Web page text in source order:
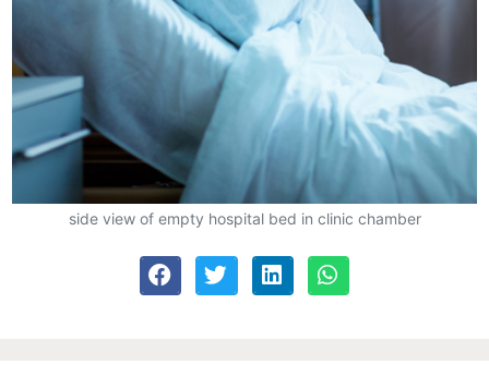
side view of empty hospital bed in clinic chamber